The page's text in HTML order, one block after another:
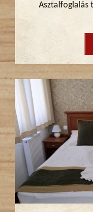
Asztalfoglalás